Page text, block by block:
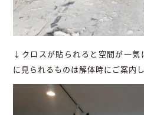
↓クロスが貼られると空間が一
に見られるものは解体時にご案内